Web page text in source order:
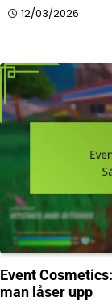
12/03/2026
Event
man låser upp